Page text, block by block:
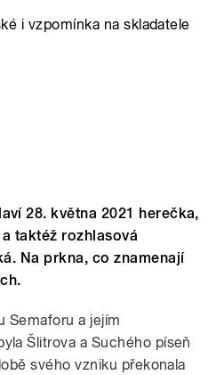
i vzpomínka na skladatele
28. května 2021 herečka,
taktéž rozhlasová
Na prkna, co znamenají
Semaforu a jejím
Šlitrova a Suchého píseň
svého vzniku překonala